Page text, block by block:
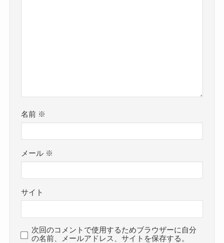
名前 ※
メール ※
サイト
次回のコメントで使用するためブラウザーに自分
の名前、メールアドレス、サイトを保存する。